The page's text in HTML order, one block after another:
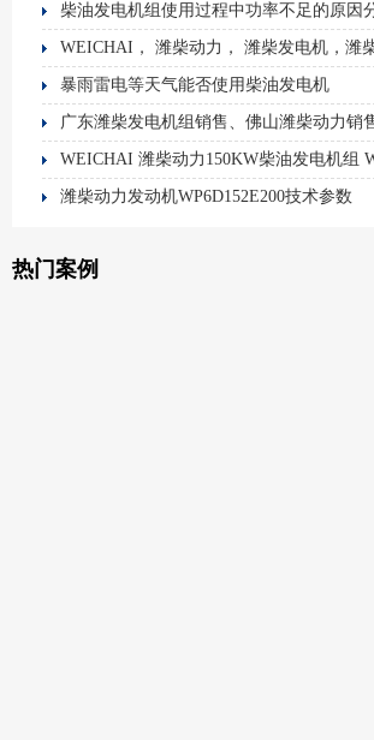
柴油发电机组使用过程中功率不足的原因
暴雨雷电等天气能否使用柴油发电机
广东潍柴发电机组销售、佛山潍柴动力销
潍柴动力发动机WP6D152E200技术参数
热门案例